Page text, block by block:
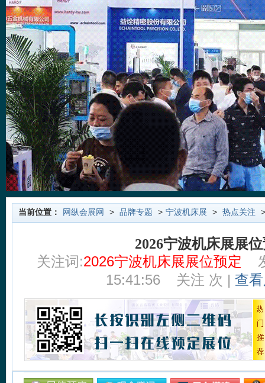
当前位置： 网纵会展网 > 品牌专题 > 宁波机床展 > 热点关注
2026宁波机床展展
关注词:2026宁波机床展展位预定
15:41:56
关注 次 | 查